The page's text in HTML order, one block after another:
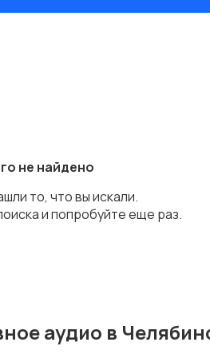
не найдено
то, что вы искали.
и попробуйте еще раз.
аудио в